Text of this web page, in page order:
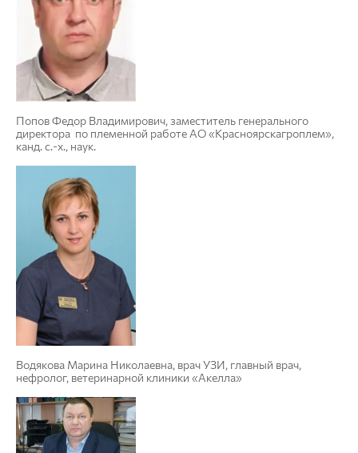
Попов Федор Владимирович, заместитель генерального
директора по племенной работе АО «Красноярскагроплем»,
канд. с.-х., наук.
Водякова Марина Николаевна, врач УЗИ, главный врач,
нефролог, ветеринарной клиники «Акелла»